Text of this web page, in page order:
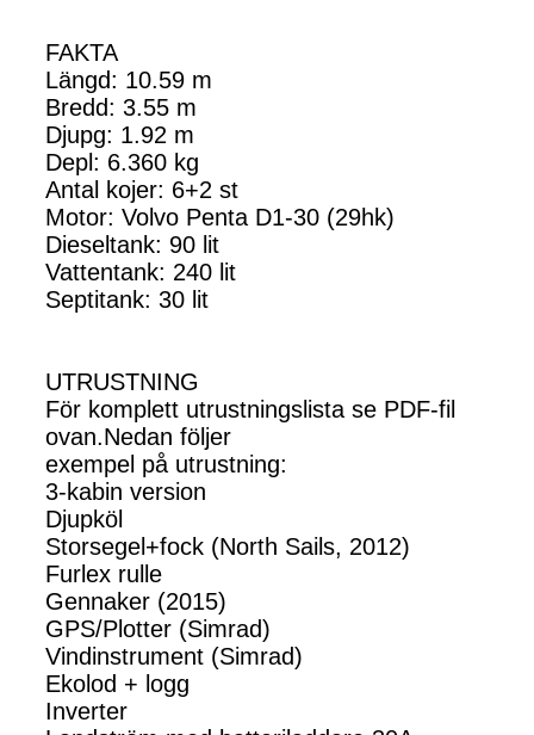
FAKTA
Längd: 10.59 m
Bredd: 3.55 m
Djupg: 1.92 m
Depl: 6.360 kg
Antal kojer: 6+2 st
Motor: Volvo Penta D1-30 (29hk)
Dieseltank: 90 lit
Vattentank: 240 lit
Septitank: 30 lit
UTRUSTNING
För komplett utrustningslista se PDF-fil
ovan.Nedan följer
exempel på utrustning:
3-kabin version
Djupköl
Storsegel+fock (North Sails, 2012)
Furlex rulle
Gennaker (2015)
GPS/Plotter (Simrad)
Vindinstrument (Simrad)
Ekolod + logg
Inverter